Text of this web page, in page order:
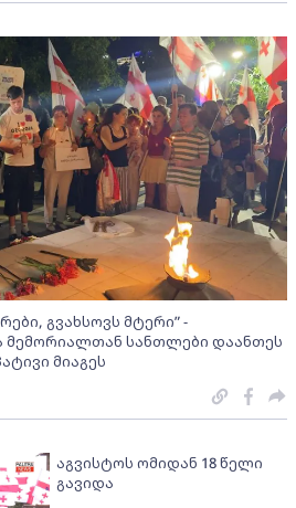
გვახსოვს მტერი” -
მემორიალთან სანთლები დაანთეს
მიაგეს
აგვისტოს ომიდან 18 წელი
გავიდა